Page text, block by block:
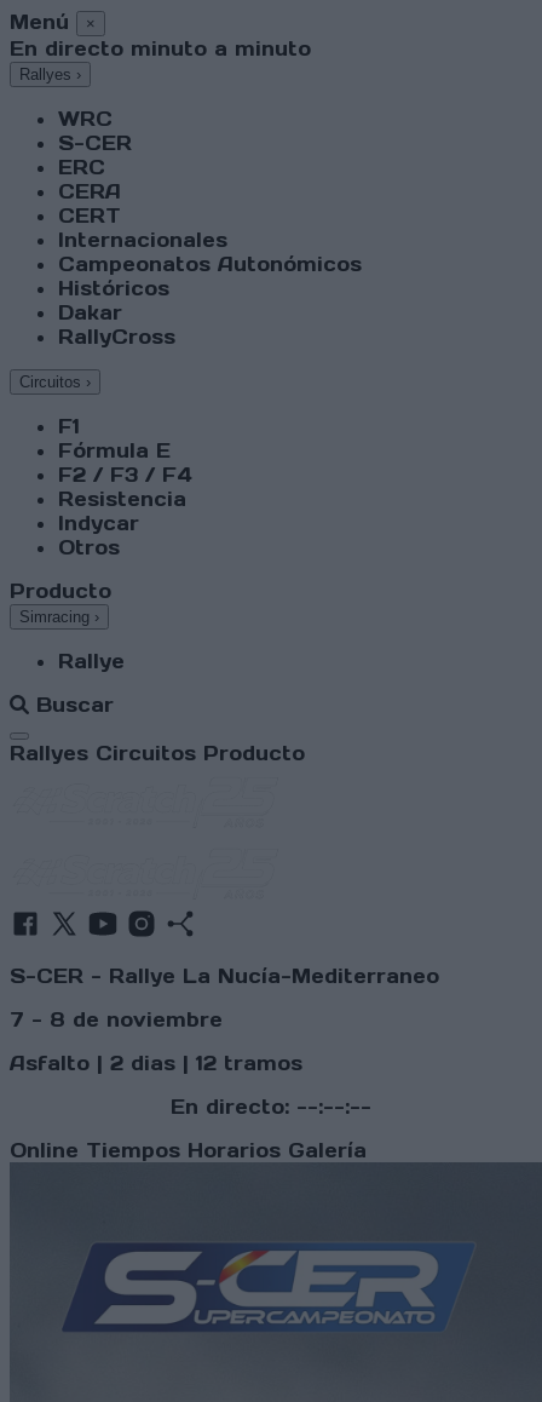
Menú ×
En directo minuto a minuto
Rallyes ›
WRC
S-CER
ERC
CERA
CERT
Internacionales
Campeonatos Autonómicos
Históricos
Dakar
RallyCross
Circuitos ›
F1
Fórmula E
F2 / F3 / F4
Resistencia
Indycar
Otros
Producto
Simracing ›
Rallye
Buscar
Abrir menú
Rallyes Circuitos Producto
S-CER - Rallye La Nucía-Mediterraneo
7 - 8 de noviembre
Asfalto | 2 dias | 12 tramos
En directo: --:--:--
Online Tiempos Horarios Galería